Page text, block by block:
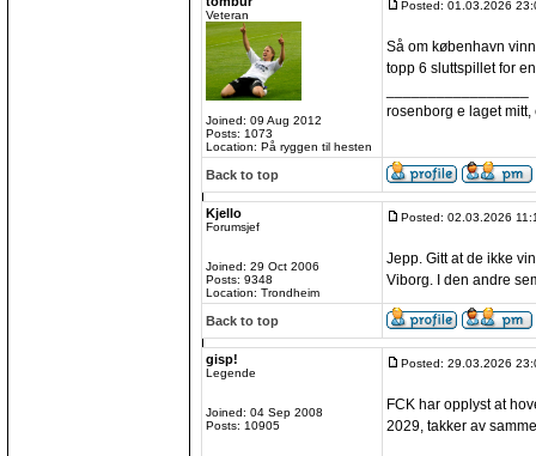
Veteran
Joined: 09 Aug 2012
Posts: 1073
Location: På ryggen til hesten
Posted: 01.03.2026
Så om københavn
topp 6 sluttspillet for
rosenborg e laget mitt,
Back to top
Kjello
Forumsjef
Joined: 29 Oct 2006
Posts: 9348
Location: Trondheim
Posted: 02.03.2026
Jepp. Gitt at de ikke
Viborg. I den andre
Back to top
gisp!
Legende
Joined: 04 Sep 2008
Posts: 10905
Posted: 29.03.2026
FCK har opplyst at
2029, takker av